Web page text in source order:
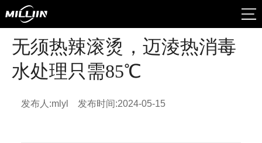
无须热辣滚烫，迈淩热消毒
水处理只需85℃
发布人:mlyl 发布时间:2024-05-15